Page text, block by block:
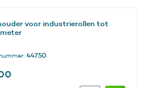
voor industrierollen tot
44750